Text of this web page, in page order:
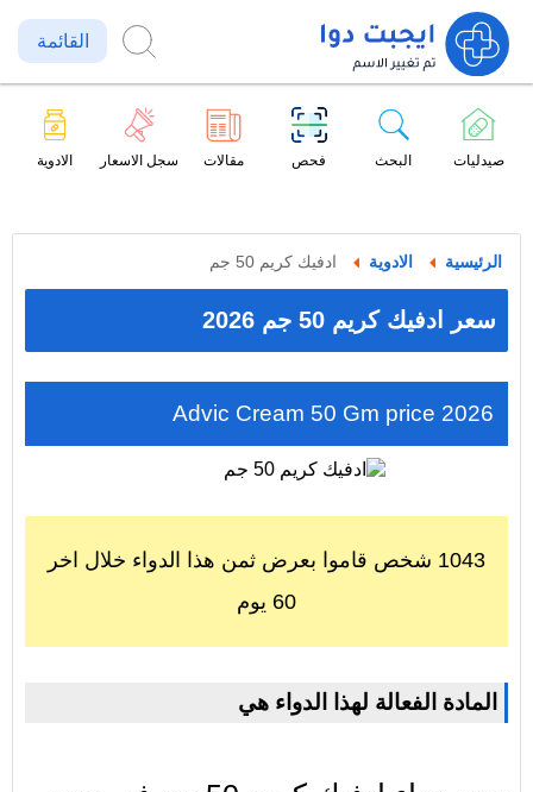
القائمة
صيدليات البحث فحص مقالات سجل الاسعار الادوية
الرئيسية الادوية ادفيك كريم 50 جم
سعر ادفيك كريم 50 جم 2026
Advic Cream 50 Gm price 2026
1043 شخص قاموا بعرض ثمن هذا الدواء خلال اخر
60 يوم
المادة الفعالة لهذا الدواء هي